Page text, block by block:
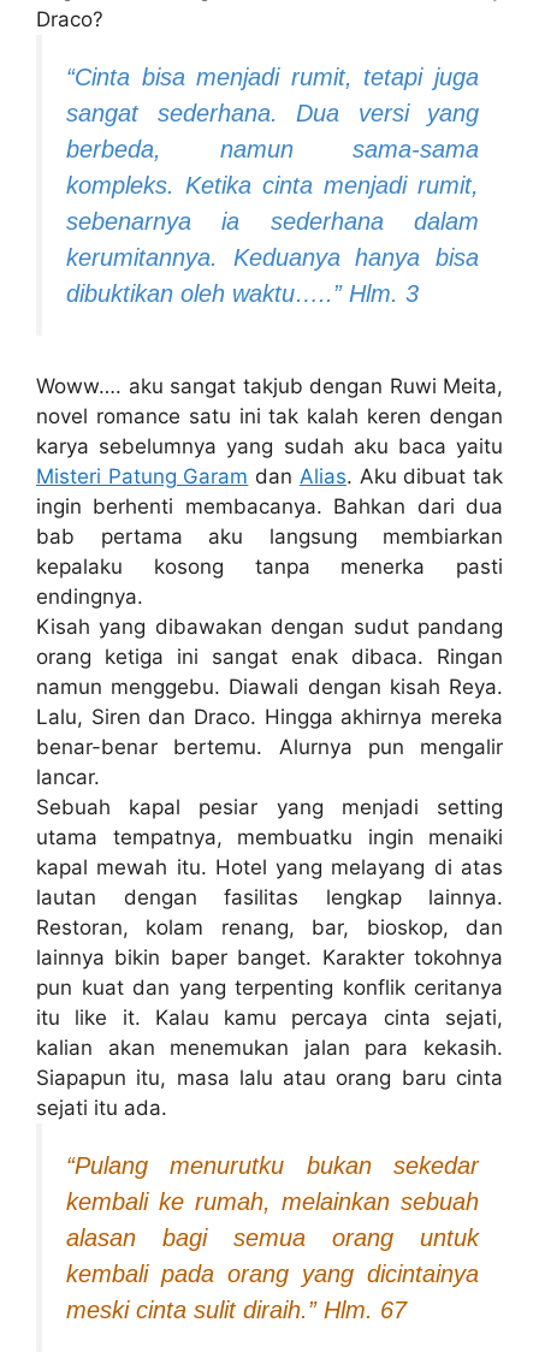
Draco?
“Cinta bisa menjadi rumit, tetapi juga
sangat sederhana. Dua versi yang
berbeda, namun sama-sama
kompleks. Ketika cinta menjadi rumit,
sebenarnya ia sederhana dalam
kerumitannya. Keduanya hanya bisa
dibuktikan oleh waktu…..” Hlm. 3
Woww…. aku sangat takjub dengan Ruwi Meita,
novel romance satu ini tak kalah keren dengan
karya sebelumnya yang sudah aku baca yaitu
Misteri Patung Garam dan Alias. Aku dibuat tak
ingin berhenti membacanya. Bahkan dari dua
bab pertama aku langsung membiarkan
kepalaku kosong tanpa menerka pasti
endingnya.
Kisah yang dibawakan dengan sudut pandang
orang ketiga ini sangat enak dibaca. Ringan
namun menggebu. Diawali dengan kisah Reya.
Lalu, Siren dan Draco. Hingga akhirnya mereka
benar-benar bertemu. Alurnya pun mengalir
lancar.
Sebuah kapal pesiar yang menjadi setting
utama tempatnya, membuatku ingin menaiki
kapal mewah itu. Hotel yang melayang di atas
lautan dengan fasilitas lengkap lainnya.
Restoran, kolam renang, bar, bioskop, dan
lainnya bikin baper banget. Karakter tokohnya
pun kuat dan yang terpenting konflik ceritanya
itu like it. Kalau kamu percaya cinta sejati,
kalian akan menemukan jalan para kekasih.
Siapapun itu, masa lalu atau orang baru cinta
sejati itu ada.
“Pulang menurutku bukan sekedar
kembali ke rumah, melainkan sebuah
alasan bagi semua orang untuk
kembali pada orang yang dicintainya
meski cinta sulit diraih.” Hlm. 67